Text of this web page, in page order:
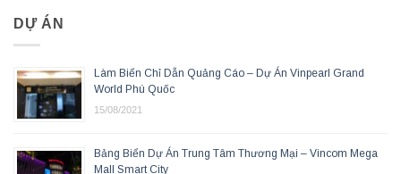
DỰ ÁN
Làm Biển Chỉ Dẫn Quảng Cáo – Dự Án Vinpearl Grand
World Phú Quốc
15/08/2021
Bảng Biển Dự Án Trung Tâm Thương Mại – Vincom Mega
Mall Smart City